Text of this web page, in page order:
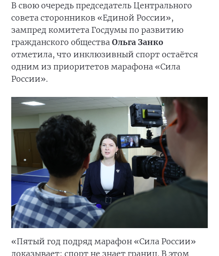
В свою очередь председатель Центрального
совета сторонников «Единой России»,
зампред комитета Госдумы по развитию
гражданского общества Ольга Занко
отметила, что инклюзивный спорт остаётся
одним из приоритетов марафона «Сила
России».
«Пятый год подряд марафон «Сила России»
доказывает: спорт не знает границ. В этом